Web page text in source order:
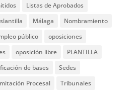
Listas de Aprobados
Málaga
Nombramiento
público
oposiciones
oposición libre
PLANTILLA
de bases
Sedes
Procesal
Tribunales